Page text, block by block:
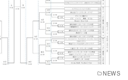
NEWS